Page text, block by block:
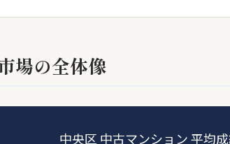
場の全体像
中央区 中古マンション 平均